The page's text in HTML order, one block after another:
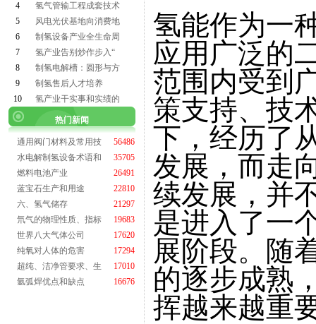
4
氢气管输工程成套技术
5
风电光伏基地向消费地
6
制氢设备产业全生命周
7
氢产业告别炒作步入“
8
制氢电解槽：圆形与方
9
制氢售后人才培养
10
氢产业干实事和实绩的
热门新闻
通用阀门材料及常用技
56486
水电解制氢设备术语和
35705
燃料电池产业
26491
蓝宝石生产和用途
22810
六、氢气储存
21297
氘气的物理性质、指标
19683
世界八大气体公司
17620
纯氧对人体的危害
17294
超纯、洁净管要求、生
17010
氩弧焊优点和缺点
16676
氢能作为一
应用广泛的
范围内受到
策支持、技
下，经历了
发展，而走
续发展，并
是进入了一
展阶段。随
的逐步成熟
挥越来越重